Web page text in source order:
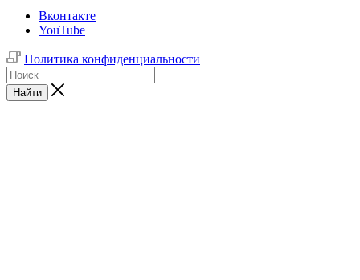
Вконтакте
YouTube
Политика конфиденциальности
Найти